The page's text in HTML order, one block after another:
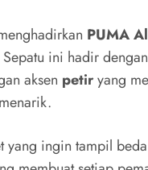
PUMA
ini hadir
aksen petiryang
yang ingin tampil